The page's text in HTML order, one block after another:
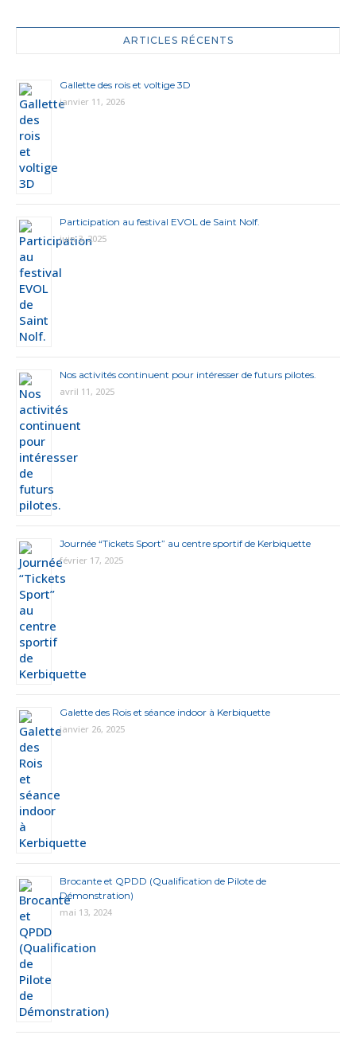
ARTICLES RÉCENTS
Gallette des rois et voltige 3D
janvier 11, 2026
Participation au festival EVOL de Saint Nolf.
juin 3, 2025
Nos activités continuent pour intéresser de futurs pilotes.
avril 11, 2025
Journée “Tickets Sport” au centre sportif de Kerbiquette
février 17, 2025
Galette des Rois et séance indoor à Kerbiquette
janvier 26, 2025
Brocante et QPDD (Qualification de Pilote de
Démonstration)
mai 13, 2024